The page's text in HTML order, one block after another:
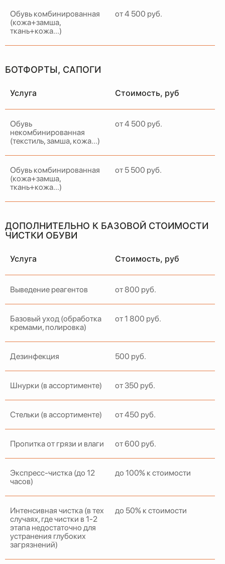
Обувь комбинированная
(кожа+замша,
ткань+кожа...)
от 4 500 руб.
БОТФОРТЫ, САПОГИ
Услуга Стоимость, руб
Обувь
некомбинированная
(текстиль, замша, кожа...)
от 4 500 руб.
Обувь комбинированная
(кожа+замша,
ткань+кожа...)
от 5 500 руб.
ДОПОЛНИТЕЛЬНО К БАЗОВОЙ СТОИМОСТИ
ЧИСТКИ ОБУВИ
Услуга Стоимость, руб
Выведение реагентов от 800 руб.
Базовый уход (обработка
кремами, полировка)
от 1 800 руб.
Дезинфекция 500 руб.
Шнурки (в ассортименте) от 350 руб.
Стельки (в ассортименте) от 450 руб.
Пропитка от грязи и влаги от 600 руб.
Экспресс-чистка (до 12
часов)
до 100% к стоимости
Интенсивная чистка (в тех
случаях, где чистки в 1-2
этапа недостаточно для
устранения глубоких
загрязнений)
до 50% к стоимости
ГАЛЕРЕЯ РАБОТ